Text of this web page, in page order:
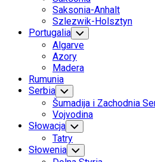
Saksonia-Anhalt
Szlezwik-Holsztyn
Portugalia Toggle
Child
Menu
Algarve
Azory
Madera
Rumunia
Serbia Toggle
Child
Menu
Šumadija i Zachodnia
Vojvodina
Current
Page
Parent
Słowacja Toggle
Child
Menu
Tatry
Słowenia Toggle
Child